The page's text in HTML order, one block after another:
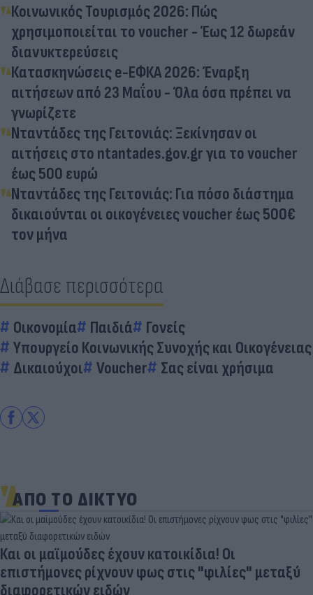
Κοινωνικός Τουρισμός 2026: Πώς
χρησιμοποιείται το voucher - Έως 12 δωρεάν
διανυκτερεύσεις
Κατασκηνώσεις e-ΕΦΚΑ 2026: Έναρξη
αιτήσεων από 23 Μαΐου - Όλα όσα πρέπει να
γνωρίζετε
Νταντάδες της Γειτονιάς: Ξεκίνησαν οι
αιτήσεις στo ntantades.gov.gr για το voucher
έως 500 ευρώ
Νταντάδες της Γειτονιάς: Για πόσο διάστημα
δικαιούνται οι οικογένειες voucher έως 500€
τον μήνα
Διάβασε περισσότερα
Οικονομία Παιδιά
Γονείς
Υπουργείο Κοινωνικής Συνοχής και Οικογένειας
Δικαιούχοι
Voucher Σας είναι χρήσιμα
ΑΠΟ ΤΟ ΔΙΚΤΥΟ
Και οι μαϊμούδες έχουν κατοικίδια! Οι
επιστήμονες ρίχνουν φως στις "φιλίες" μεταξύ
διαφορετικών ειδών